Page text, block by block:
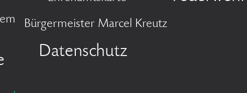
Bürgermeister Marcel Kreutz
Datenschutz